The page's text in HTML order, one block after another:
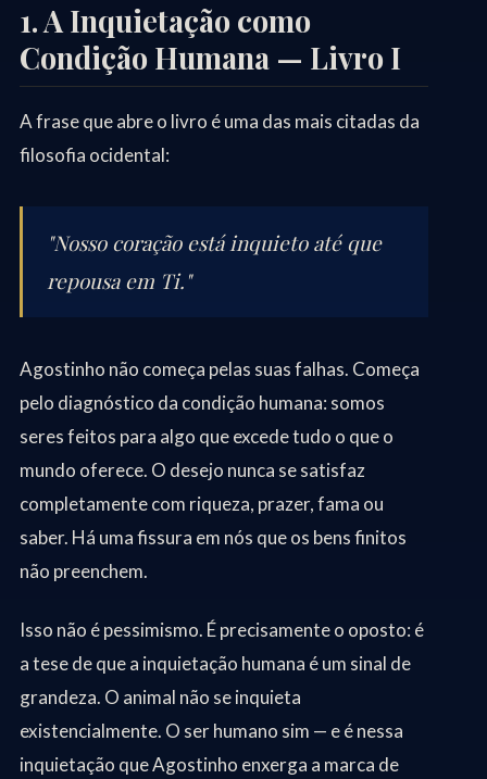
1. A Inquietação como
Condição Humana — Livro I
A frase que abre o livro é uma das mais citadas da
filosofia ocidental:
"Nosso coração está inquieto até que
repousa em Ti."
Agostinho não começa pelas suas falhas. Começa
pelo diagnóstico da condição humana: somos
seres feitos para algo que excede tudo o que o
mundo oferece. O desejo nunca se satisfaz
completamente com riqueza, prazer, fama ou
saber. Há uma fissura em nós que os bens finitos
não preenchem.
Isso não é pessimismo. É precisamente o oposto: é
a tese de que a inquietação humana é um sinal de
grandeza. O animal não se inquieta
existencialmente. O ser humano sim — e é nessa
inquietação que Agostinho enxerga a marca de